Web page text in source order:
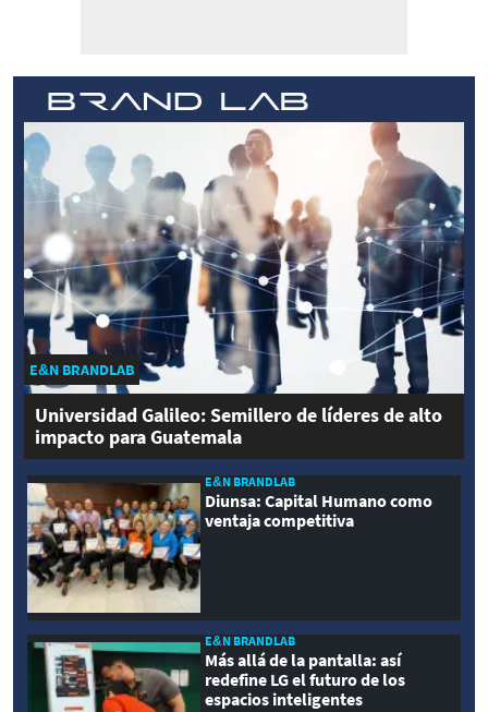
E&N BRANDLAB
Universidad Galileo: Semillero de líderes de alto
impacto para Guatemala
E&N BRANDLAB
Diunsa: Capital Humano como
ventaja competitiva
E&N BRANDLAB
Más allá de la pantalla: así
redefine LG el futuro de los
espacios inteligentes